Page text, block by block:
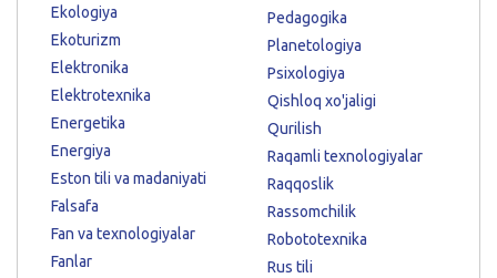
Ekologiya
Ekoturizm
Elektronika
Elektrotexnika
Energetika
Energiya
Eston tili va madaniyati
Falsafa
Fan va texnologiyalar
Fanlar
Pedagogika
Planetologiya
Psixologiya
Qishloq xo'jaligi
Qurilish
Raqamli texnologiyalar
Raqqoslik
Rassomchilik
Robototexnika
Rus tili